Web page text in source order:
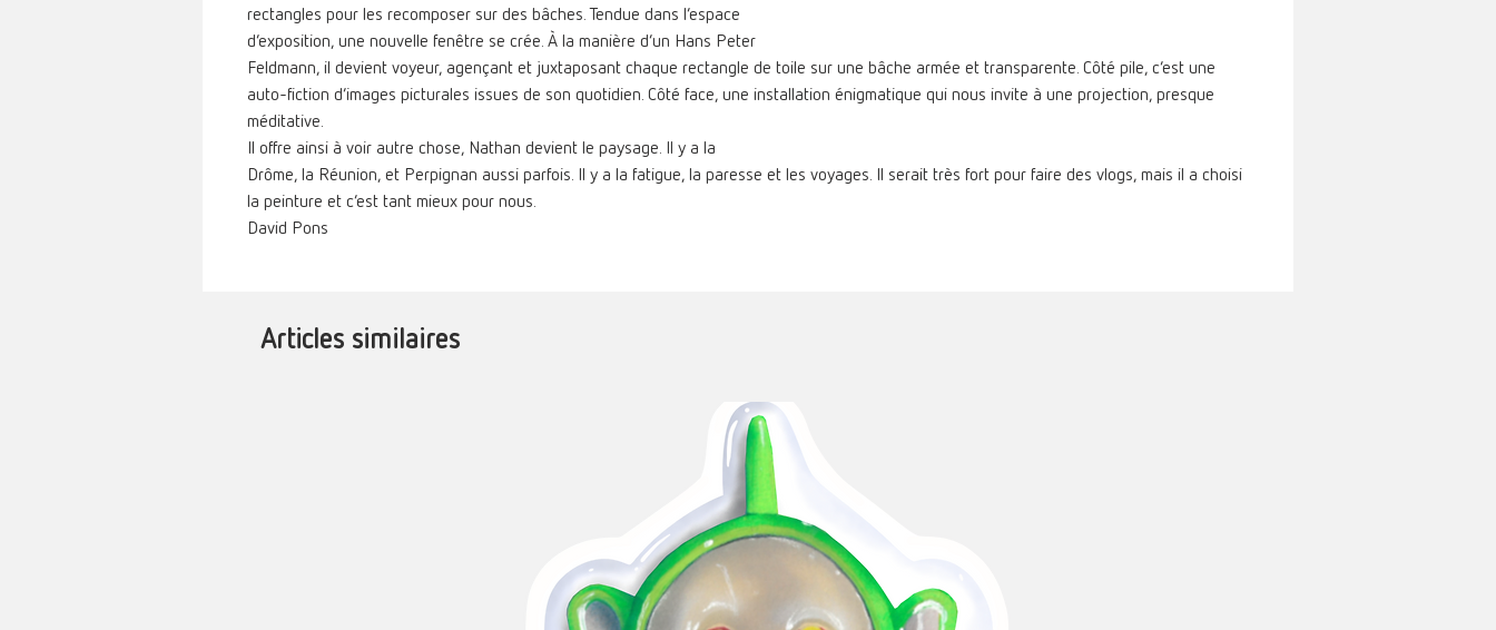
rectangles pour les recomposer sur des bâches. Tendue dans l’espace
d’exposition, une nouvelle fenêtre se crée. À la manière d’un Hans Peter
Feldmann, il devient voyeur, agençant et juxtaposant chaque rectangle de toile sur une bâche armée et transparente. Côté pile, c’est une
auto-fiction d’images picturales issues de son quotidien. Côté face, une installation énigmatique qui nous invite à une projection, presque
méditative.
Il offre ainsi à voir autre chose, Nathan devient le paysage. Il y a la
Drôme, la Réunion, et Perpignan aussi parfois. Il y a la fatigue, la paresse et les voyages. Il serait très fort pour faire des vlogs, mais il a choisi
la peinture et c’est tant mieux pour nous.
David Pons
Articles similaires